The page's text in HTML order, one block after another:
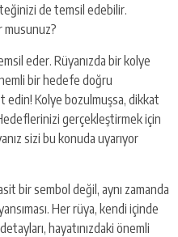
de temsil edebilir.
musunuz?
eder. Rüyanızda bir kolye
bir hedefe doğru
Kolye bozulmuşsa, dikkat
gerçekleştirmek için
sizi bu konuda uyarıyor
bir sembol değil, aynı zamanda
Her rüya, kendi içinde
hayatınızdaki önemli